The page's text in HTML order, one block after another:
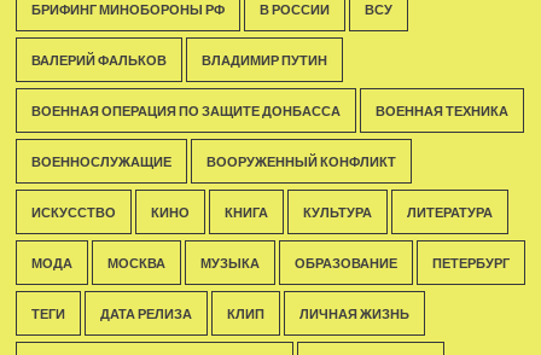
БРИФИНГ МИНОБОРОНЫ РФ В РОССИИ ВСУ
ВАЛЕРИЙ ФАЛЬКОВ ВЛАДИМИР ПУТИН
ВОЕННАЯ ОПЕРАЦИЯ ПО ЗАЩИТЕ ДОНБАССА ВОЕННАЯ ТЕХНИКА
ВОЕННОСЛУЖАЩИЕ ВООРУЖЕННЫЙ КОНФЛИКТ
ИСКУССТВО КИНО КНИГА КУЛЬТУРА ЛИТЕРАТУРА
МОДА МОСКВА МУЗЫКА ОБРАЗОВАНИЕ ПЕТЕРБУРГ
ТЕГИ ДАТА РЕЛИЗА КЛИП ЛИЧНАЯ ЖИЗНЬ